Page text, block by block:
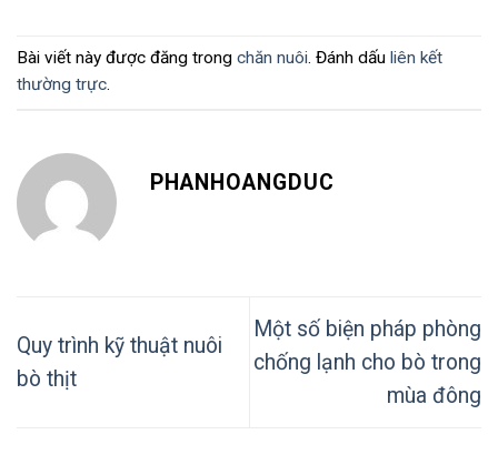
Bài viết này được đăng trong chăn nuôi. Đánh dấu liên kết
thường trực.
PHANHOANGDUC
Quy trình kỹ thuật nuôi
bò thịt
Một số biện pháp phòng
chống lạnh cho bò trong
mùa đông